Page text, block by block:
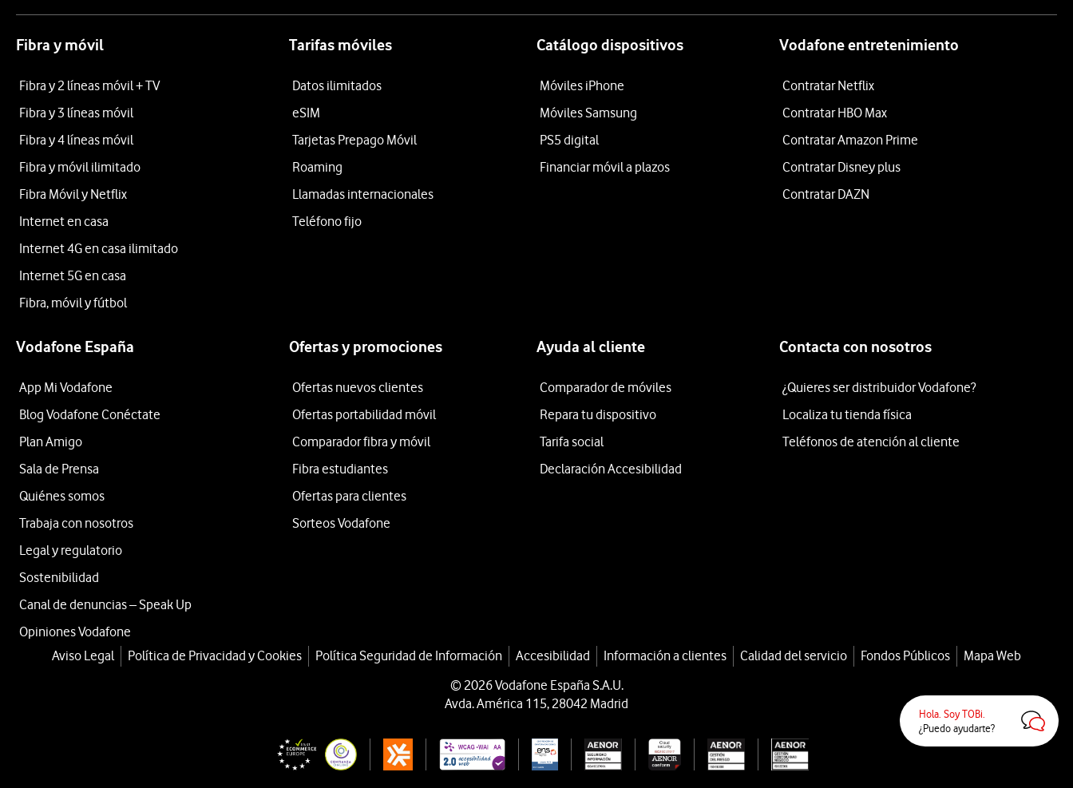
Hola. Soy TOBi.
¿Puedo ayudarte?
Fibra y móvil
Fibra y 2 líneas móvil + TV
Fibra y 3 líneas móvil
Fibra y 4 líneas móvil
Fibra y móvil ilimitado
Fibra Móvil y Netflix
Internet en casa
Internet 4G en casa ilimitado
Internet 5G en casa
Fibra, móvil y fútbol
Tarifas móviles
Datos ilimitados
eSIM
Tarjetas Prepago Móvil
Roaming
Llamadas internacionales
Teléfono fijo
Catálogo dispositivos
Móviles iPhone
Móviles Samsung
PS5 digital
Financiar móvil a plazos
Vodafone entretenimiento
Contratar Netflix
Contratar HBO Max
Contratar Amazon Prime
Contratar Disney plus
Contratar DAZN
Vodafone España
App Mi Vodafone
Blog Vodafone Conéctate
Plan Amigo
Sala de Prensa
Quiénes somos
Trabaja con nosotros
Legal y regulatorio
Sostenibilidad
Canal de denuncias – Speak Up
Opiniones Vodafone
Ofertas y promociones
Ofertas nuevos clientes
Ofertas portabilidad móvil
Comparador fibra y móvil
Fibra estudiantes
Ofertas para clientes
Sorteos Vodafone
Ayuda al cliente
Comparador de móviles
Repara tu dispositivo
Tarifa social
Declaración Accesibilidad
Contacta con nosotros
¿Quieres ser distribuidor Vodafone?
Localiza tu tienda física
Teléfonos de atención al cliente
Aviso Legal Política de Privacidad y Cookies Política Seguridad de Información Accesibilidad Información a clientes Calidad del servicio Fondos Públicos
Mapa Web
© 2026 Vodafone España S.A.U.
Avda. América 115, 28042 Madrid